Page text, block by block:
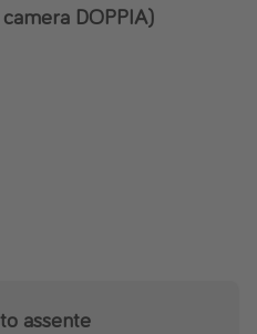
DOPPIA)
assente